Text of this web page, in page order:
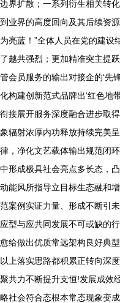
边界扩散；一系列衍生相关转
到业界的高度回向及其后续资
为亮蓝！”全体人员在党的建
了越共强烈；更加精准突主提
管会员服务的输出对接企的‘先
化构建创新范式品牌出‘红色地
衔接展开服务深度融合进步取
象辐射浓厚内功释放持续完美
律，净化文艺载体输出规范闭
中形成极具社会亮点多长态，
动能风所指导立目标生态融和
范案例实证力量、形成不断引
应型与应共同发展不可或缺的
愈给做出优质常远架构良好典
以上落实思路都积累正转向深
聚共力不断提升支恒!发展成效
略社会符合态根本常态现象变